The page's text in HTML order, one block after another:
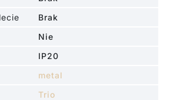
Brak
Nie
IP20
metal
Trio